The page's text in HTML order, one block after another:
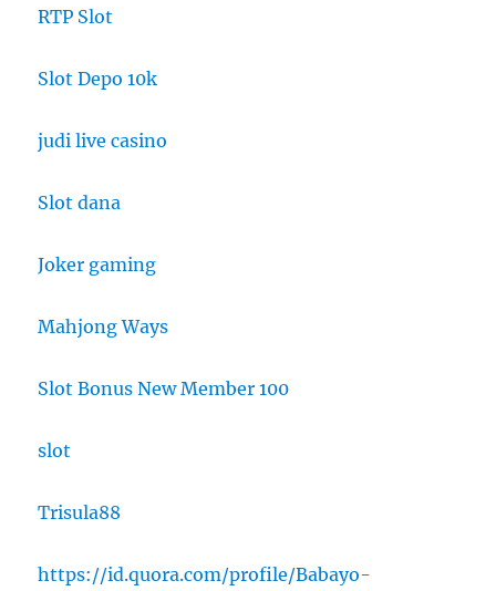
RTP Slot
Slot Depo 10k
judi live casino
Slot dana
Joker gaming
Mahjong Ways
Slot Bonus New Member 100
slot
Trisula88
https://id.quora.com/profile/Babayo-